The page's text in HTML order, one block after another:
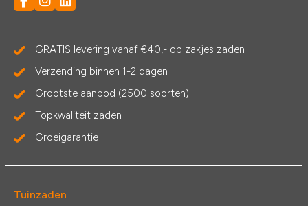
GRATIS levering vanaf €40,- op zakjes zaden
Verzending binnen 1-2 dagen
Grootste aanbod (2500 soorten)
Topkwaliteit zaden
Groeigarantie
Tuinzaden